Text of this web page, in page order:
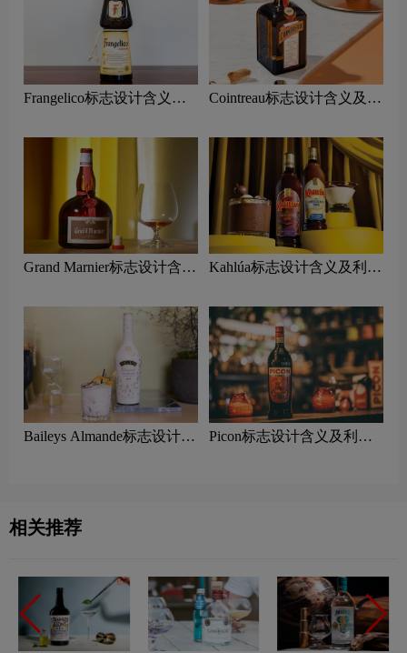
Frangelico标志设计含义及
Cointreau标志设计含义及利
Grand Marnier标志设计含义
Kahlúa标志设计含义及利口
Baileys Almande标志设计含
Picon标志设计含义及利口
相关推荐